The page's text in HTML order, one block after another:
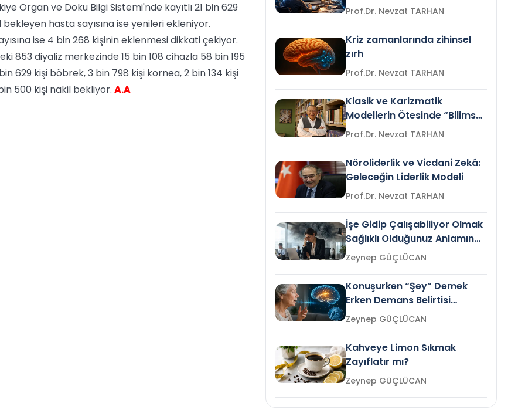
Organ ve Doku Bilgi Sistemi'nde kayıtlı 21 bin 629
hasta sayısına ise yenileri ekleniyor.
ise 4 bin 268 kişinin eklenmesi dikkati çekiyor.
853 diyaliz merkezinde 15 bin 108 cihazla 58 bin 195
629 kişi böbrek, 3 bin 798 kişi kornea, 2 bin 134 kişi
500 kişi nakil bekliyor. A.A
Prof.Dr. Nevzat TARHAN
Kriz zamanlarında zihinsel
zırh
Prof.Dr. Nevzat TARHAN
Klasik ve Karizmatik
Modellerin Ötesinde “Bilimsel
Liderlik”
Prof.Dr. Nevzat TARHAN
Nöroliderlik ve Vicdani Zekâ:
Geleceğin Liderlik Modeli
Prof.Dr. Nevzat TARHAN
İşe Gidip Çalışabiliyor Olmak
Sağlıklı Olduğunuz Anlamına
Gelir mi?Zeynep GÜÇLÜCAN
Konuşurken “Şey” Demek
Erken Demans Belirtisi
Olabilir mi?Zeynep GÜÇLÜCAN
Kahveye Limon Sıkmak
Zayıflatır mı?
Zeynep GÜÇLÜCAN